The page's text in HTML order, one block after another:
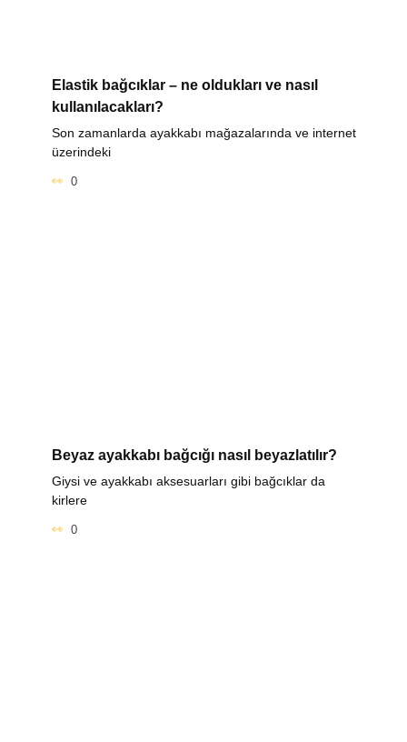
Elastik bağcıklar – ne oldukları ve nasıl
kullanılacakları?
Son zamanlarda ayakkabı mağazalarında ve internet
üzerindeki
0
Beyaz ayakkabı bağcığı nasıl beyazlatılır?
Giysi ve ayakkabı aksesuarları gibi bağcıklar da
kirlere
0